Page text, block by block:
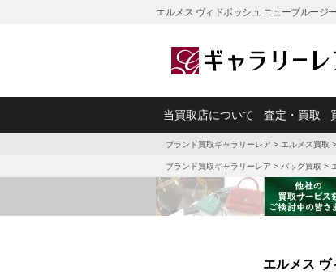
エルメス ヴィドポッシュ ニューブルージ
当買取店について 査定・買取
ブランド買取ギャラリーレア > エルメス買取 >
ブランド買取ギャラリーレア > バッグ買取 >
エルメス ヴ